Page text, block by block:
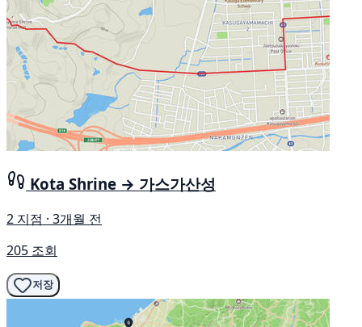
Kota Shrine → 가스가산성
2 지점 · 3개월 전
205 조회
저장